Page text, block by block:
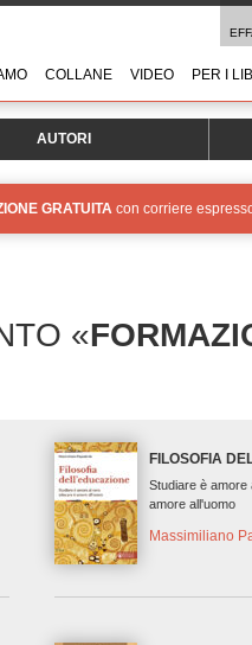
COLLANE VIDEO PER I
AUTORI
GRATUITA con corriere
«
FILOSOFIA
Studiare è
amore all'uomo
Massimiliano